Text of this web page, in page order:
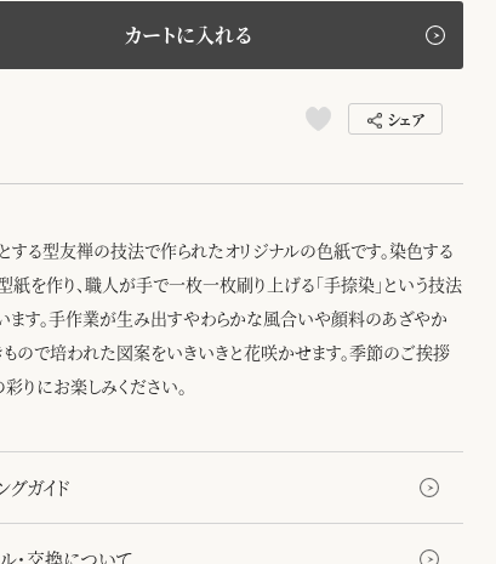
カートに入れる
シェア
する型友禅の技法で作られたオリジナルの色紙です。染色する
紙を作り、職人が手で一枚一枚刷り上げる「手捺染」という技法
ます。手作業が生み出すやわらかな風合いや顔料のあざやか
もので培われた図案をいきいきと花咲かせます。季節のご挨拶
りにお楽しみください。
グガイド
・交換について